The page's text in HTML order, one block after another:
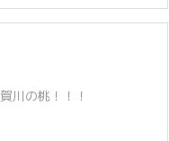
川の桃！！！